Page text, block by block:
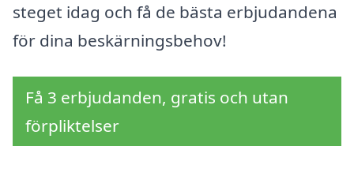
steget idag och få de bästa erbjudandena
för dina beskärningsbehov!
Få 3 erbjudanden, gratis och utan
förpliktelser